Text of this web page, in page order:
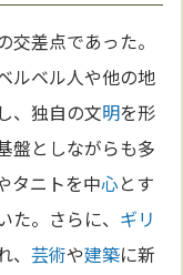
交差点であった。
ルベル人や他の地
、独自の文明を形
盤としながらも多
タニトを中心とす
た。さらに、 ギリ
、芸術や建築に新